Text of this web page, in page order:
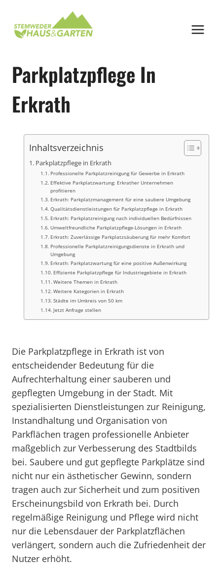
springen
Parkplatzpflege In
Erkrath
Inhaltsverzeichnis
Parkplatzpflege in Erkrath
Professionelle Parkplatzreinigung für Gewerbe in Erkrath
Effektive Parkplatzwartung: Erkrather Unternehmen
profitieren
Erkrath: Parkplatzmanagement für eine saubere Umgebung
Qualitätsdienstleistungen für Parkplatzpflege in Erkrath
Erkrath: Parkplatzreinigung nach individuellen Bedürfnissen
Umweltfreundliche Parkplatzpflege-Lösungen in Erkrath
Erkrath: Zuverlässige Parkplatzsäuberung für mehr Komfort
Professionelle Parkplatzreinigungsdienste in Erkrath und
Umgebung
Erkrath: Parkplatzwartung für eine positive Außenwirkung
Effiziente Parkplatzpflege für Industriegebiete in Erkrath
Weitere Themen in Erkrath
Weitere Kategorien in Erkrath
Städte im Umkreis von 50 km
Jetzt Anfrage stellen
Die Parkplatzpflege in Erkrath ist von
entscheidender Bedeutung für die
Aufrechterhaltung einer sauberen und
gepflegten Umgebung in der Stadt. Mit
spezialisierten Dienstleistungen zur Reinigung,
Instandhaltung und Organisation von
Parkflächen tragen professionelle Anbieter
maßgeblich zur Verbesserung des Stadtbilds
bei. Saubere und gut gepflegte Parkplätze sind
nicht nur ein ästhetischer Gewinn, sondern
tragen auch zur Sicherheit und zum positiven
Erscheinungsbild von Erkrath bei. Durch
regelmäßige Reinigung und Pflege wird nicht
nur die Lebensdauer der Parkplatzflächen
verlängert, sondern auch die Zufriedenheit der
Nutzer erhöht.